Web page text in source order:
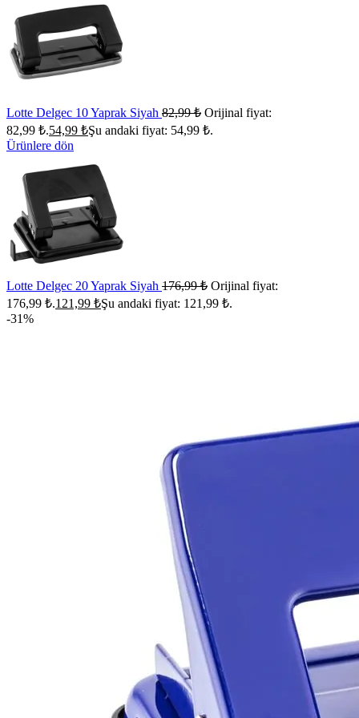
Lotte Delgec 10 Yaprak Siyah 82,99₺ Orijinal fiyat:
82,99 ₺.54,99 ₺Şu andaki fiyat: 54,99 ₺.
Ürünlere dön
Lotte Delgec 20 Yaprak Siyah 176,99₺ Orijinal fiyat:
176,99 ₺.121,99 ₺Şu andaki fiyat: 121,99 ₺.
-31%